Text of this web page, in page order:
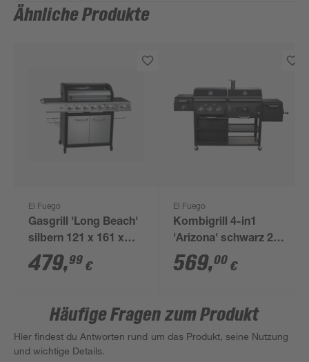
Ähnliche Produkte
El Fuego
Gasgrill 'Long Beach'
silbern 121 x 161 x
59,5 cm
479,99 €
El Fuego
Kombigrill 4-in1
'Arizona' schwarz 203
x 127 x 60 cm
569,00 €
Häufige Fragen zum Produkt
Hier findest du Antworten rund um das Produkt, seine Nutzung
und wichtige Details.